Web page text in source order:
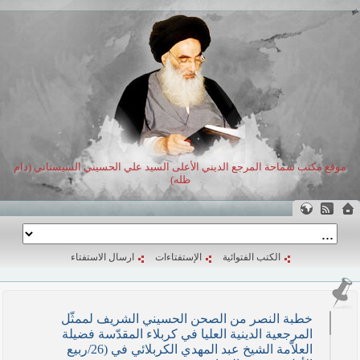
موقع مكتب سماحة المرجع الديني الأعلى السيد علي الحسيني السيستاني (دام
ظله)
الكتب الفتوائية الإستفتاءات ارسال الاستفتاء
خطبة النصر من الصحن الحسيني الشريف لممثّل
المرجعية الدينية العليا في كربلاء المقدّسة فضيلة
العلاّمة الشيخ عبد المهدي الكربلائي في (26/ربيع